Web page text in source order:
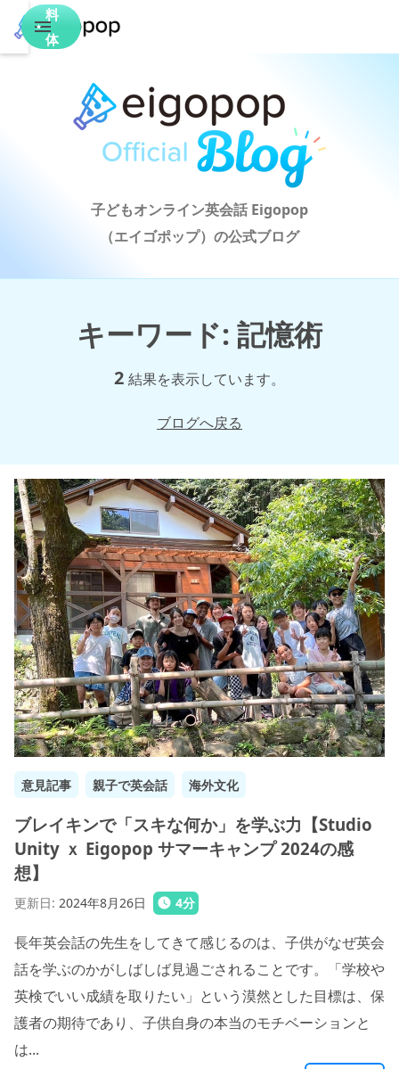
料
体
子どもオンライン英会話 Eigopop
（エイゴポップ）の公式ブログ
キーワード: 記憶術
2 結果を表示しています。
ブログへ戻る
意見記事 親子で英会話 海外文化
ブレイキンで「スキな何か」を学ぶ力【Studio
Unity ｘ Eigopop サマーキャンプ 2024の感
想】
更新日: 2024年8月26日 4分
長年英会話の先生をしてきて感じるのは、子供がなぜ英会
話を学ぶのかがしばしば見過ごされることです。「学校や
英検でいい成績を取りたい」という漠然とした目標は、保
護者の期待であり、子供自身の本当のモチベーションと
は...